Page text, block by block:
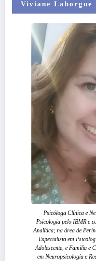
Viviane Lahorgue
Psicóloga Clínica e
Psicologia pelo IBMR e
Analítica; na área de
Especialista em
Adolescente, e Familia e
em Neuropsicologia e